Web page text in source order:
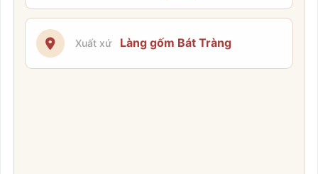
Xuất xứ Làng gốm Bát Tràng